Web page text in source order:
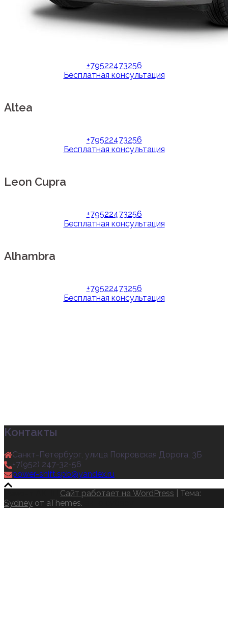
+79522473256
Бесплатная консультация
Altea
+79522473256
Бесплатная консультация
Leon Cupra
+79522473256
Бесплатная консультация
Alhambra
+79522473256
Бесплатная консультация
Контакты
Санкт-Петербург, улица Покровская Дорога, 3Б
+7(952) 247-32-56
power-shift.spb@yandex.ru
Сайт работает на WordPress
Тема:
Sydney от aThemes.